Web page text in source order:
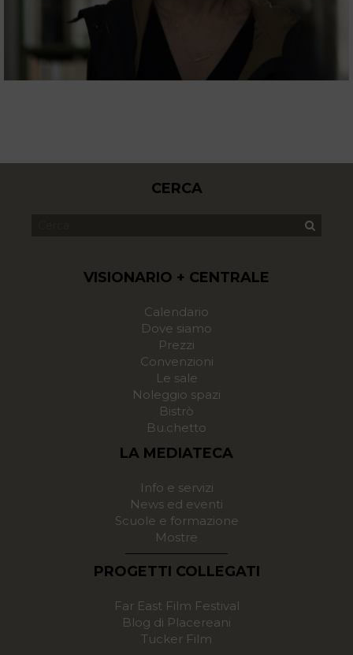
CERCA
VISIONARIO + CENTRALE
Calendario
Dove siamo
Prezzi
Convenzioni
Le sale
Noleggio spazi
Bistrò
Bu.chetto
LA MEDIATECA
Info e servizi
News ed eventi
Scuole e formazione
Mostre
PROGETTI COLLEGATI
Far East Film Festival
Blog di Placereani
Tucker Film